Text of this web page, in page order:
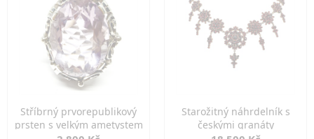
Stříbrný prvorepublikový
prsten s velkým ametystem
Starožitný náhrdelník s
českými granáty